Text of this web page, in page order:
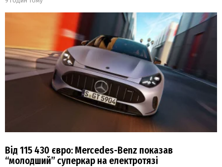
Від 115 430 євро: Mercedes-Benz показав
“молодший” суперкар на електротязі